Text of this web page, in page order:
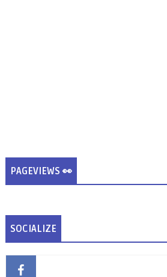
PAGEVIEWS 👀
SOCIALIZE